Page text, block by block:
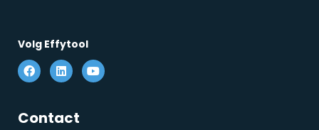
Volg Effytool
Contact